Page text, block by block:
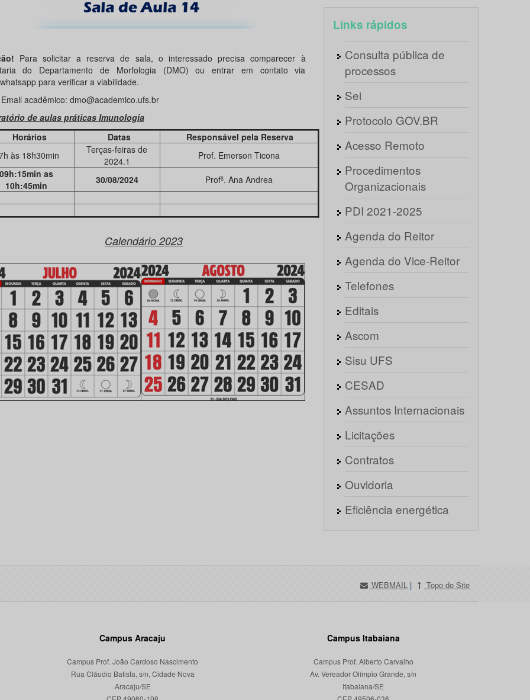
Para solicitar a reserva de sala, o interessado precisa comparecer à
do Departamento de Morfologia (DMO) ou entrar em contato via
para verificar a viabilidade.
Email acadêmico: dmo@academico.ufs.br
de aulas práticas Imunologia
Datas
Responsável pela Reserva
às 18h30min
Terças-feiras de
2024.1
Prof. Emerson Ticona
09h:15min as
10h:45min
30/08/2024 Profª. Ana Andrea
⠀⠀
Calendário 2023
Links rápidos
Consulta pública de
processos
Sei
Protocolo GOV.BR
Acesso Remoto
Procedimentos
Organizacionais
PDI 2021-2025
Agenda do Reitor
Agenda do Vice-Reitor
Telefones
Editais
Ascom
Sisu UFS
CESAD
Assuntos Internacionais
Licitações
Contratos
Ouvidoria
Eficiência energética
WEBMAIL | Topo do Site
Campus Aracaju
Campus Prof. João Cardoso Nascimento
Rua Cláudio Batista, s/n, Cidade Nova
Aracaju/SE
Campus Itabaiana
Campus Prof. Alberto Carvalho
Av. Vereador Olímpio Grande, s/n
Itabaiana/SE